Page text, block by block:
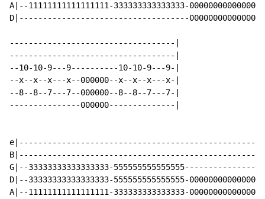
A|--11111111111111111-333333333333333-00000000000000-|
D|------------------------------------00000000000000-|
-----------------------------------|
-----------------------------------|
--10-10-9---9----------10-10-9---9-|
--x--x--x---x--000000--x--x--x---x-|
--8--8--7---7--000000--8--8--7---7-|
---------------000000--------------|
e|---------------------------------------------------|
B|---------------------------------------------------|
G|--33333333333333333-555555555555555----------------|
D|--33333333333333333-555555555555555-00000000000000-|
A|--11111111111111111-333333333333333-00000000000000-|